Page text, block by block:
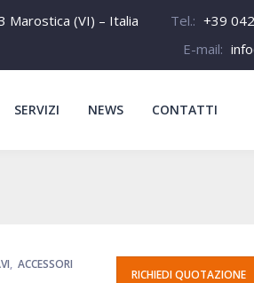
Marostica (VI) – Italia Tel.: +39
E-mail:
SERVIZI NEWS CONTATTI
,ACCESSORI
RICHIEDI QUOTAZIONE